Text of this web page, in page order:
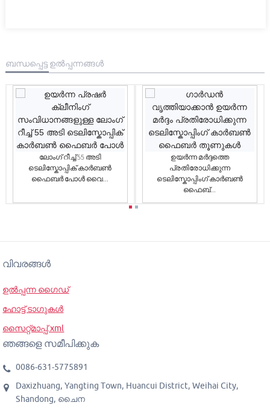
ബന്ധപ്പെട്ട ഉൽപ്പന്നങ്ങൾ
ലോംഗ് റീച്ച് 55 അടി
ടെലിസ്കോപ്പിക് കാർബൺ
ഫൈബർ പോൾ വൈ...
ഉയർന്ന മർദ്ദത്തെ
പ്രതിരോധിക്കുന്ന
ടെലിസ്കോപ്പിംഗ് കാർബൺ
ഫൈബ്...
വിവരങ്ങൾ
ഉൽപ്പന്ന ഗൈഡ്
ഹോട്ട് ടാഗുകൾ
സൈറ്റ്മാപ്പ്.xml
ഞങ്ങളെ സമീപിക്കുക
0086-631-5775891
Daxizhuang, Yangting Town, Huancui District, Weihai City,
Shandong, ചൈന